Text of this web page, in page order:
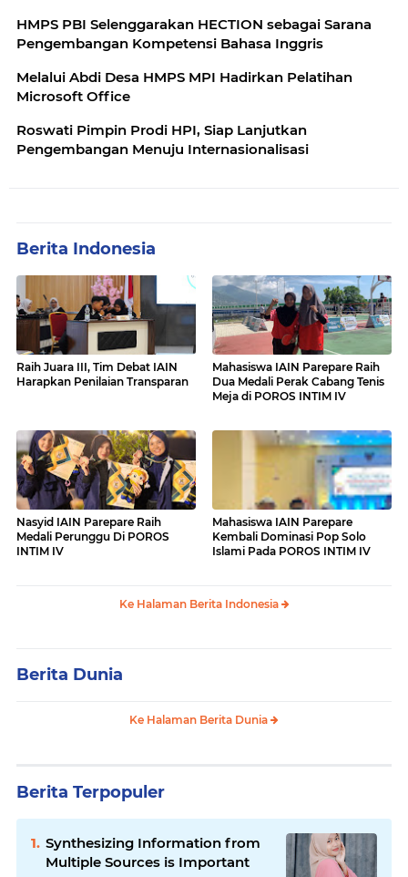
HMPS PBI Selenggarakan HECTION sebagai Sarana
Pengembangan Kompetensi Bahasa Inggris
Melalui Abdi Desa HMPS MPI Hadirkan Pelatihan
Microsoft Office
Roswati Pimpin Prodi HPI, Siap Lanjutkan
Pengembangan Menuju Internasionalisasi
Berita Indonesia
Raih Juara III, Tim Debat IAIN
Harapkan Penilaian Transparan
Mahasiswa IAIN Parepare Raih
Dua Medali Perak Cabang Tenis
Meja di POROS INTIM IV
Nasyid IAIN Parepare Raih
Medali Perunggu Di POROS
INTIM IV
Mahasiswa IAIN Parepare
Kembali Dominasi Pop Solo
Islami Pada POROS INTIM IV
Ke Halaman Berita Indonesia
Berita Dunia
Ke Halaman Berita Dunia
Berita Terpopuler
Synthesizing Information from
Multiple Sources is Important